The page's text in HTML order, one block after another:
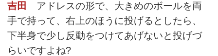
吉田
アドレスの形で、大きめのボールを両
手で持って、右上のほうに投げるとしたら、
下半身で少し反動をつけてあげないと投げづ
らいですよね?